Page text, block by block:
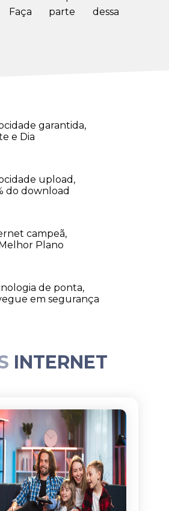
Faça parte dessa
garantida,
e Dia
upload,
do download
campeã,
Plano
de ponta,
em segurança
INTERNET